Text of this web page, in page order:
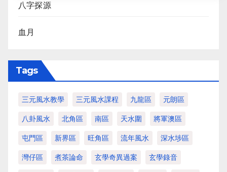
八字探源
血月
Tags
三元風水教學 三元風水課程 九龍區 元朗區
八卦風水 北角區 南區 天水圍 將軍澳區
屯門區 新界區 旺角區 流年風水 深水埗區
灣仔區 煮茶論命 玄學奇異過案 玄學錄音